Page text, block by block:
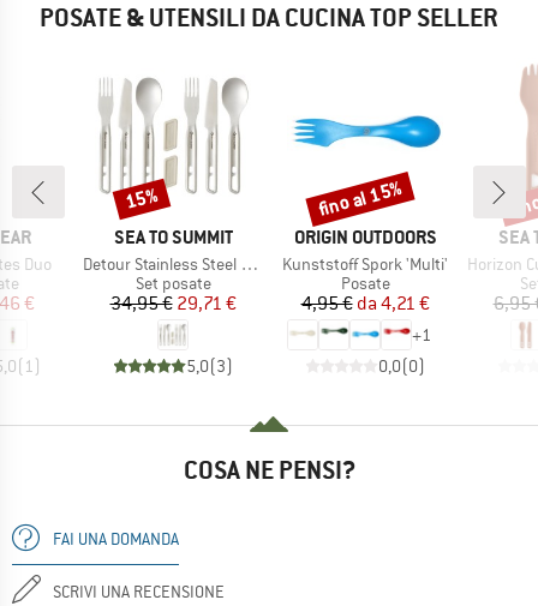
POSATE & UTENSILI DA CUCINA TOP SELLER
Duo
prodotti
ridotto
€
(1)
MARCHIO
SEA TO SUMMIT
Articolo
Detour Stainless Steel Cutlery Set
Gruppo di prodotti
Set posate
Prezzo
34,95 €Prezzo ridotto
29,71 €
5,0(3)
Sconto
15%
MARCHIO
ORIGIN OUTDOORS
Articolo
Kunststoff Spork 'Multi'
Gruppo di prodotti
Posate
Prezzo
4,95 € Prezzo ridotto
da 4,21 €
+1
0,0(0)
Sconto
fino al 15%
SEA
Articolo
Horizon
6,95
COSA NE PENSI?
FAI UNA DOMANDA
SCRIVI UNA RECENSIONE